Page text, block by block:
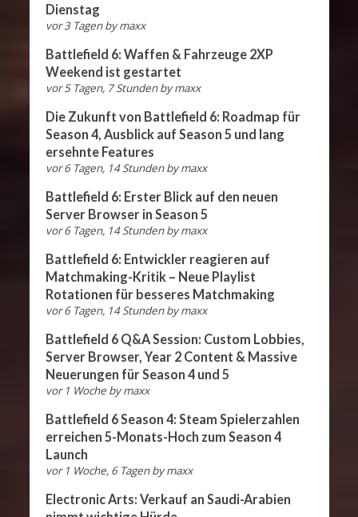
Dienstag
vor 3 Tagen bymaxx
Battlefield 6: Waffen & Fahrzeuge 2XP
Weekend ist gestartet
vor 5 Tagen, 7 Stunden bymaxx
Die Zukunft von Battlefield 6: Roadmap für
Season 4, Ausblick auf Season 5 und lang
ersehnte Features
vor 6 Tagen, 14 Stunden bymaxx
Battlefield 6: Erster Blick auf den neuen
Server Browser in Season 5
vor 6 Tagen, 14 Stunden bymaxx
Battlefield 6: Entwickler reagieren auf
Matchmaking-Kritik – Neue Playlist
Rotationen für besseres Matchmaking
vor 6 Tagen, 14 Stunden bymaxx
Battlefield 6 Q&A Session: Custom Lobbies,
Server Browser, Year 2 Content & Massive
Neuerungen für Season 4 und 5
vor 1 Woche bymaxx
Battlefield 6 Season 4: Steam Spielerzahlen
erreichen 5-Monats-Hoch zum Season 4
Launch
vor 1 Woche, 6 Tagen bymaxx
Electronic Arts: Verkauf an Saudi-Arabien